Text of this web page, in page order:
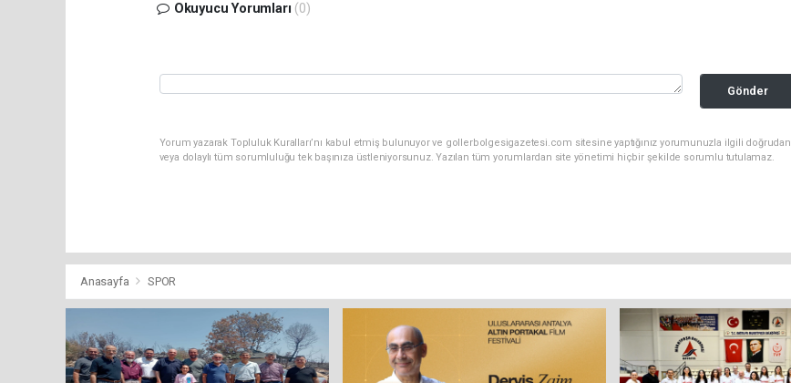
Okuyucu Yorumları (0)
Gönder
Yorum yazarak Topluluk Kuralları’nı kabul etmiş bulunuyor ve gollerbolgesigazetesi.com sitesine yaptığınız yorumunuzla ilgili doğrudan
veya dolaylı tüm sorumluluğu tek başınıza üstleniyorsunuz. Yazılan tüm yorumlardan site yönetimi hiçbir şekilde sorumlu tutulamaz.
Anasayfa SPOR